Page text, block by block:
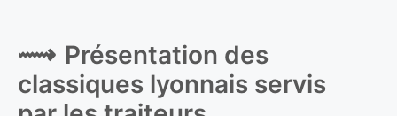
Présentation des
classiques lyonnais servis